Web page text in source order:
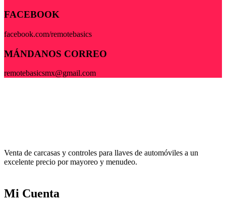
FACEBOOK
facebook.com/remotebasics
MÁNDANOS CORREO
remotebasicsmx@gmail.com
Venta de carcasas y controles para llaves de automóviles a un
excelente precio por mayoreo y menudeo.
Mi Cuenta